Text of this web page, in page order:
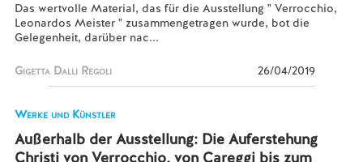
Das wertvolle Material, das für die Ausstellung " Verrocchio,
Leonardos Meister " zusammengetragen wurde, bot die
Gelegenheit, darüber nac...
Gigetta Dalli Regoli 26/04/2019
Werke und Künstler
Außerhalb der Ausstellung: Die Auferstehung
Christi von Verrocchio, von Careggi bis zum